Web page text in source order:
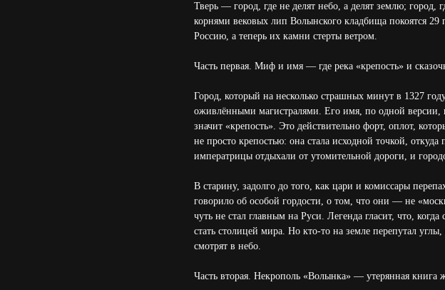
Тверь — город, где не делят небо, а делят землю;
корнями вековых лип Волынского кладбища покоятся
Россию, а теперь их камни стерты ветром.
Часть первая. Миф и имя — где река «крепость» и
Город, который на несколько страшных минут в 1327
оживлёнными магистралями. Его имя, по одной версии,
значит «крепость». Это действительно форт, оплот,
не просто крепостью: она стала исходной точкой,
императрицы отдыхали от утомительной дороги, и
В старину, задолго до того, как цари и комиссары
говорило об особой гордости, о том, что они — не
чуть не стал главным на Руси. Легенда гласит, что,
стать столицей мира. Но кто-то на земле перепутал
смотрят в небо.
Часть вторая. Некрополь «Волынка» — утерянная книга